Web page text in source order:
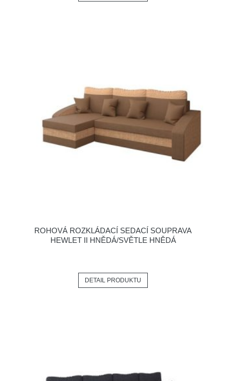
ROHOVÁ ROZKLÁDACÍ SEDACÍ SOUPRAVA
HEWLET II HNĚDÁ/SVĚTLE HNĚDÁ
DETAIL PRODUKTU